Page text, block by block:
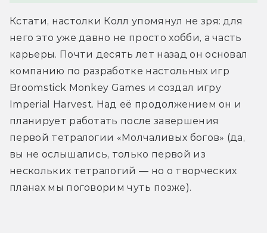
Кстати, настолки Колл упомянул не зря: для
него это уже давно не просто хобби, а часть
карьеры. Почти десять лет назад он основал
компанию по разработке настольных игр
Broomstick Monkey Games и создал игру
Imperial Harvest. Над её продолжением он и
планирует работать после завершения
первой тетралогии «Молчаливых богов» (да,
вы не ослышались, только первой из
нескольких тетралогий — но о творческих
планах мы поговорим чуть позже).